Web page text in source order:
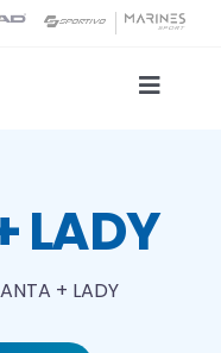
Toggle
LADY
+ LADY